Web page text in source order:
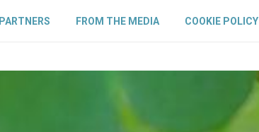
PARTNERS FROM THE MEDIA COOKIE POLICY